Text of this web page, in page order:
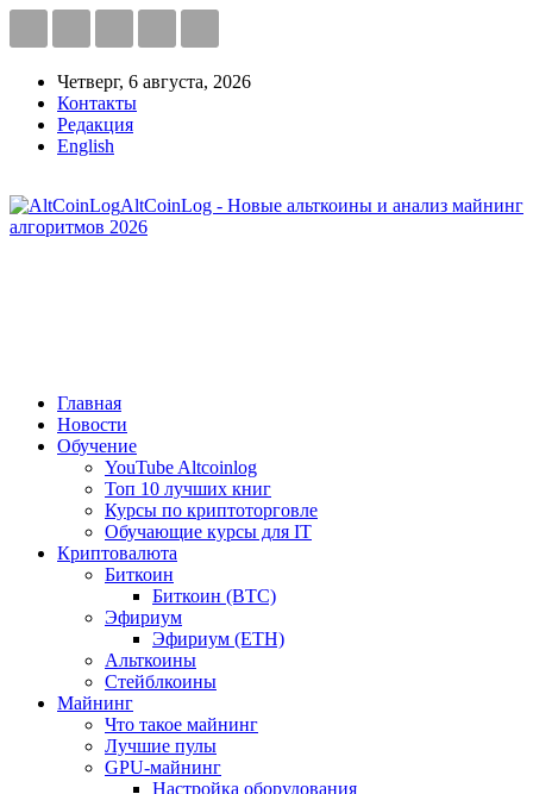
Четверг, 6 августа, 2026
Контакты
Редакция
English
AltCoinLog - Новые альткоины и анализ майнинг
алгоритмов 2026
Главная
Новости
Обучение
YouTube Altcoinlog
Топ 10 лучших книг
Курсы по криптоторговле
Обучающие курсы для IT
Криптовалюта
Биткоин
Биткоин (BTC)
Эфириум
Эфириум (ETH)
Альткоины
Стейблкоины
Майнинг
Что такое майнинг
Лучшие пулы
GPU-майнинг
Настройка оборудования